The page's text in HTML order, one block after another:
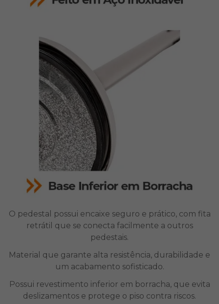
O pedestal possui encaixe seguro e prático, com fita
retrátil que se conecta facilmente a outros
pedestais.
Material que garante alta resistência, durabilidade e
um acabamento sofisticado.
Possui revestimento inferior em borracha, que evita
deslizamentos e protege o piso contra riscos.